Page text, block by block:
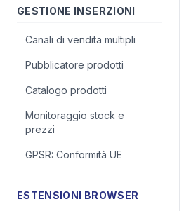
GESTIONE INSERZIONI
Canali di vendita multipli
Pubblicatore prodotti
Catalogo prodotti
Monitoraggio stock e
prezzi
GPSR: Conformità UE
ESTENSIONI BROWSER